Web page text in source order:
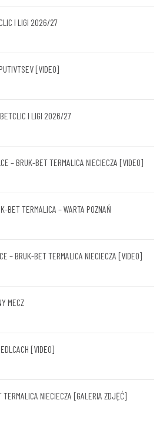
I LIGI 2026/27
[VIDEO]
I LIGI 2026/27
– BRUK-BET TERMALICA NIECIECZA [VIDEO]
BET TERMALICA – WARTA POZNAŃ
– BRUK-BET TERMALICA NIECIECZA [VIDEO]
MECZ
[VIDEO]
TERMALICA NIECIECZA [GALERIA ZDJĘĆ]